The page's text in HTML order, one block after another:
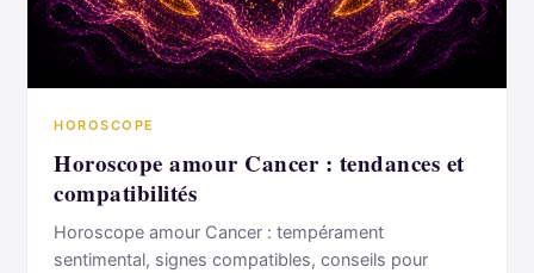
HOROSCOPE
Horoscope amour Cancer : tendances et
compatibilités
Horoscope amour Cancer : tempérament
sentimental, signes compatibles, conseils pour